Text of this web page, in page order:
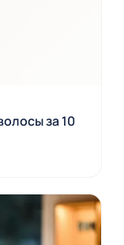
за 10